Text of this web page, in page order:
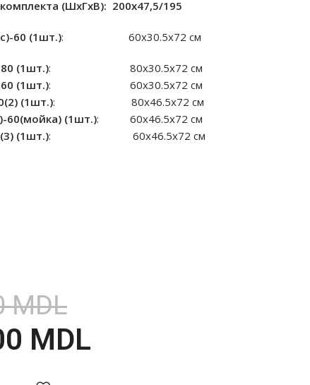
(ШxГxВ): 200х47,5/195
60 (1шт.): 60х30.5х72 см
(1шт.): 80х30.5х72 см
(1шт.): 60х30.5х72 см
(1шт.): 80х46.5х72 см
(1шт.): 60х46.5х72 см
(1шт.): 60х46.5х72 см
MDL
MDL